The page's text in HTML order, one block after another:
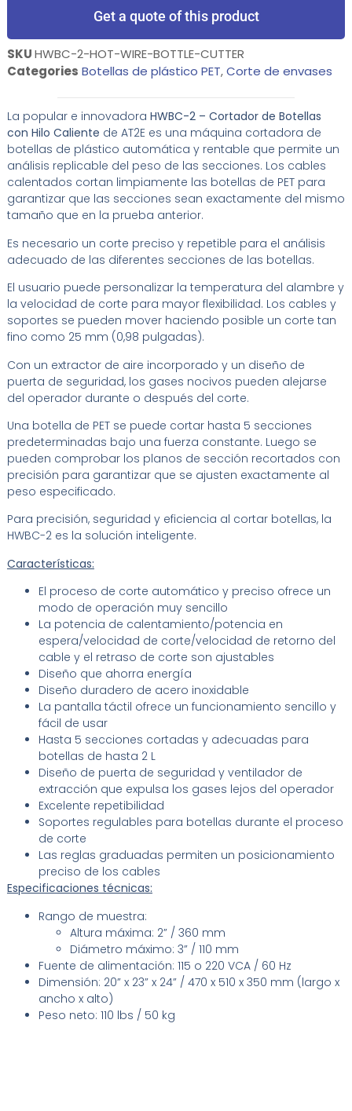
Get a quote of this product
SKUHWBC-2-HOT-WIRE-BOTTLE-CUTTER
Categories Botellas de plástico PET,Corte de envases
La popular e innovadora HWBC-2 – Cortador de Botellas
con Hilo Caliente de AT2E es una máquina cortadora de
botellas de plástico automática y rentable que permite un
análisis replicable del peso de las secciones. Los cables
calentados cortan limpiamente las botellas de PET para
garantizar que las secciones sean exactamente del mismo
tamaño que en la prueba anterior.
Es necesario un corte preciso y repetible para el análisis
adecuado de las diferentes secciones de las botellas.
El usuario puede personalizar la temperatura del alambre y
la velocidad de corte para mayor flexibilidad. Los cables y
soportes se pueden mover haciendo posible un corte tan
fino como 25 mm (0,98 pulgadas).
Con un extractor de aire incorporado y un diseño de
puerta de seguridad, los gases nocivos pueden alejarse
del operador durante o después del corte.
Una botella de PET se puede cortar hasta 5 secciones
predeterminadas bajo una fuerza constante. Luego se
pueden comprobar los planos de sección recortados con
precisión para garantizar que se ajusten exactamente al
peso especificado.
Para precisión, seguridad y eficiencia al cortar botellas, la
HWBC-2 es la solución inteligente.
Características:
El proceso de corte automático y preciso ofrece un
modo de operación muy sencillo
La potencia de calentamiento/potencia en
espera/velocidad de corte/velocidad de retorno del
cable y el retraso de corte son ajustables
Diseño que ahorra energía
Diseño duradero de acero inoxidable
La pantalla táctil ofrece un funcionamiento sencillo y
fácil de usar
Hasta 5 secciones cortadas y adecuadas para
botellas de hasta 2 L
Diseño de puerta de seguridad y ventilador de
extracción que expulsa los gases lejos del operador
Excelente repetibilidad
Soportes regulables para botellas durante el proceso
de corte
Las reglas graduadas permiten un posicionamiento
preciso de los cables
Especificaciones técnicas:
Rango de muestra:
Altura máxima: 2” / 360 mm
Diámetro máximo: 3” / 110 mm
Fuente de alimentación: 115 o 220 VCA / 60 Hz
Dimensión: 20” x 23” x 24” / 470 x 510 x 350 mm (largo x
ancho x alto)
Peso neto: 110 lbs / 50 kg